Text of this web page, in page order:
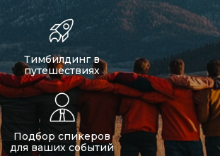
Тимбилдинг в
путешествиях
Подбор спикеров
для ваших событий